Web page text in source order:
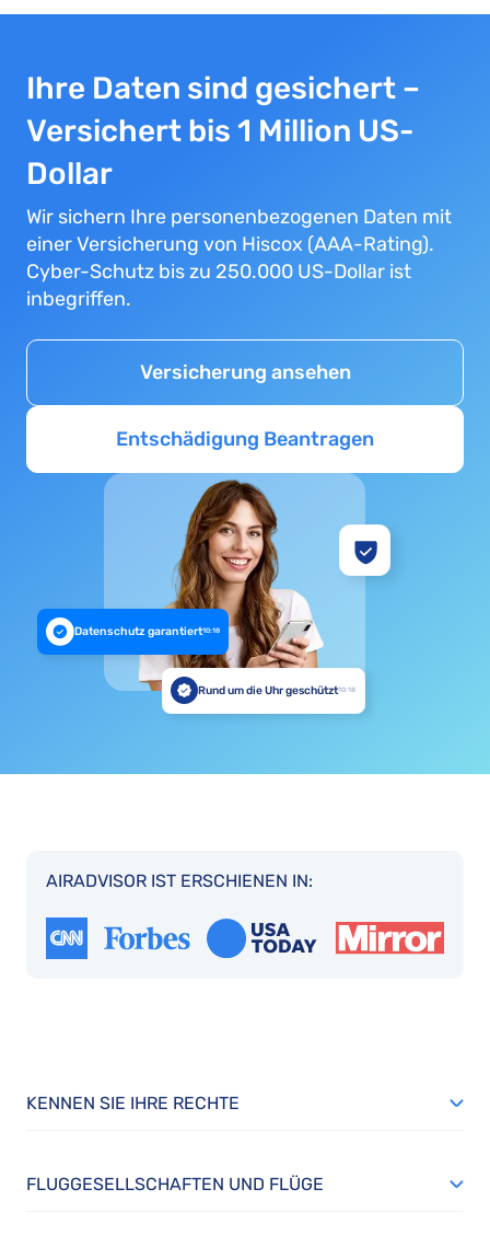
Ihre Daten sind gesichert –
Versichert bis 1 Million US-
Dollar
Wir sichern Ihre personenbezogenen Daten mit
einer Versicherung von Hiscox (AAA-Rating).
Cyber-Schutz bis zu 250.000 US-Dollar ist
inbegriffen.
Versicherung ansehen
Entschädigung Beantragen
Datenschutz garantiert10:18
Rund um die Uhr geschützt10:18
AIRADVISOR IST ERSCHIENEN IN:
KENNEN SIE IHRE RECHTE
FLUGGESELLSCHAFTEN UND FLÜGE